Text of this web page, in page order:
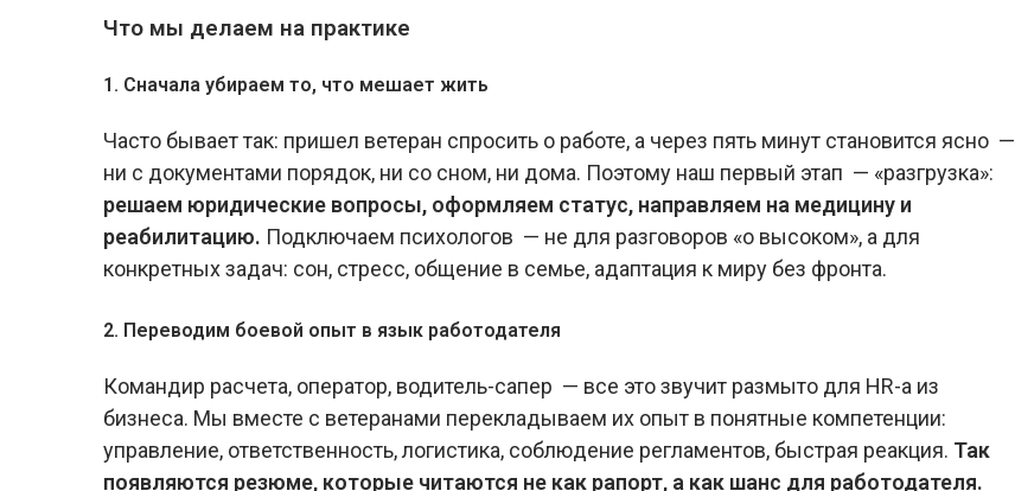
Что мы делаем на практике
1. Сначала убираем то, что мешает жить
Часто бывает так: пришел ветеран спросить о работе, а через пять минут становится ясно —
ни с документами порядок, ни со сном, ни дома. Поэтому наш первый этап — «разгрузка»:
решаем юридические вопросы, оформляем статус, направляем на медицину и
реабилитацию. Подключаем психологов — не для разговоров «о высоком», а для
конкретных задач: сон, стресс, общение в семье, адаптация к миру без фронта.
2. Переводим боевой опыт в язык работодателя
Командир расчета, оператор, водитель-сапер — все это звучит размыто для HR-а из
бизнеса. Мы вместе с ветеранами перекладываем их опыт в понятные компетенции:
управление, ответственность, логистика, соблюдение регламентов, быстрая реакция. Так
появляются резюме, которые читаются не как рапорт, а как шанс для работодателя.